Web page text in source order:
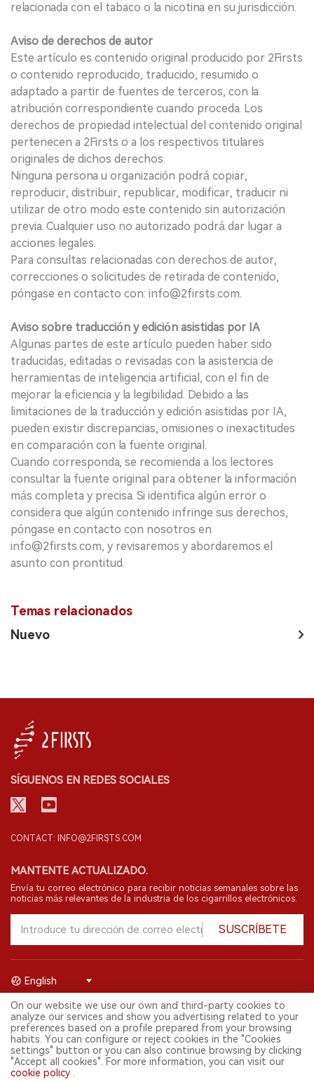
relacionada con el tabaco o la nicotina en su jurisdicción.
Aviso de derechos de autor
Este artículo es contenido original producido por 2Firsts
o contenido reproducido, traducido, resumido o
adaptado a partir de fuentes de terceros, con la
atribución correspondiente cuando proceda. Los
derechos de propiedad intelectual del contenido original
pertenecen a 2Firsts o a los respectivos titulares
originales de dichos derechos.
Ninguna persona u organización podrá copiar,
reproducir, distribuir, republicar, modificar, traducir ni
utilizar de otro modo este contenido sin autorización
previa. Cualquier uso no autorizado podrá dar lugar a
acciones legales.
Para consultas relacionadas con derechos de autor,
correcciones o solicitudes de retirada de contenido,
póngase en contacto con: info@2firsts.com.
Aviso sobre traducción y edición asistidas por IA
Algunas partes de este artículo pueden haber sido
traducidas, editadas o revisadas con la asistencia de
herramientas de inteligencia artificial, con el fin de
mejorar la eficiencia y la legibilidad. Debido a las
limitaciones de la traducción y edición asistidas por IA,
pueden existir discrepancias, omisiones o inexactitudes
en comparación con la fuente original.
Cuando corresponda, se recomienda a los lectores
consultar la fuente original para obtener la información
más completa y precisa. Si identifica algún error o
considera que algún contenido infringe sus derechos,
póngase en contacto con nosotros en
info@2firsts.com, y revisaremos y abordaremos el
asunto con prontitud.
Temas relacionados
Nuevo
SÍGUENOS EN REDES SOCIALES
CONTACT: INFO@2FIRSTS.COM
MANTENTE ACTUALIZADO.
Envía tu correo electrónico para recibir noticias semanales sobre las
noticias más relevantes de la industria de los cigarrillos electrónicos.
SUSCRÍBETE
© 2026 Shenzhen 2FIRSTS Technology Co.,Ltd. Todos los derechos
reservados.
2FIRSTS solo es accesible para profesionales de la industria,
investigadores, medios y otros profesionales. El acceso por menores
está prohibido.
Este sitio web presta servicios a usuarios fuera del territorio chino
continental. Para usuarios en la China continental, por favor
English
On our website we use our own and third-party cookies to
analyze our services and show you advertising related to your
preferences based on a profile prepared from your browsing
habits. You can configure or reject cookies in the "Cookies
settings" button or you can also continue browsing by clicking
"Accept all cookies". For more information, you can visit our
cookie policy